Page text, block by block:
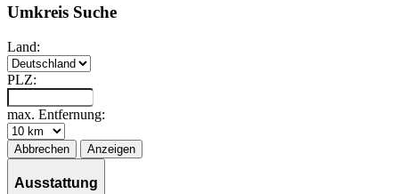
Umkreis Suche
Land:
PLZ:
max. Entfernung:
Abbrechen Anzeigen
Ausstattung